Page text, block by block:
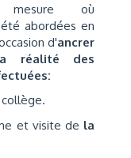
où
abordées en
d'ancrer
réalité des
collège.
et visite de la